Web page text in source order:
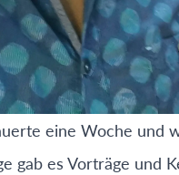
eine Woche und
gab es Vorträge und